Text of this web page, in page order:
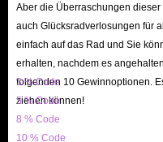
Aber die Überraschungen
auch Glücksradverlosungen für
einfach auf das Rad und Sie
erhalten, nachdem es
folgenden 10 Gewinnoptionen.
ziehen können!
3 % Code
5 % Code
8 % Code
10 % Code